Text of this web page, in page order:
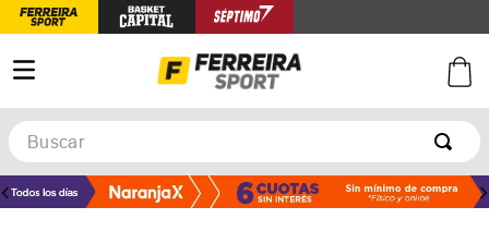
Buscar
TÉRMINOS MÁS BUSCADOS